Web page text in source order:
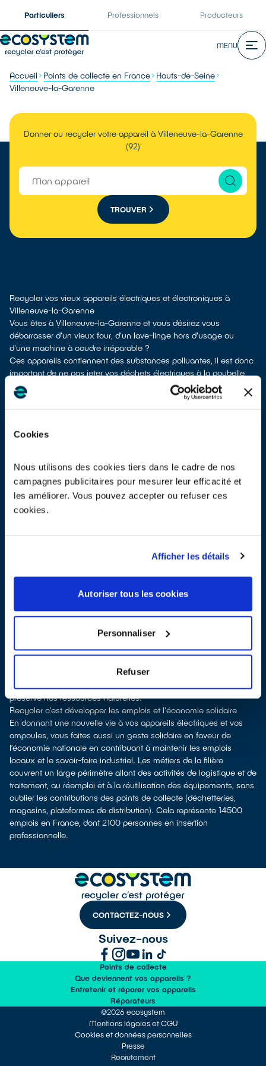
Cookies
Nous utilisons des cookies tiers dans le cadre de nos
campagnes publicitaires pour mesurer leur efficacité et
les améliorer. Vous pouvez accepter ou refuser ces
cookies.
Afficher les détails
Autoriser tous les cookies
Personnaliser
Refuser
Particuliers Professionnels Producteurs
MENU
Accueil Points de collecte en France
Hauts-de-Seine
Villeneuve-la-Garenne
Donner ou recycler votre appareil à Villeneuve-la-Garenne
(92)
TROUVER
Recycler vos vieux appareils électriques et électroniques à
Villeneuve-la-Garenne
Vous êtes à Villeneuve-la-Garenne et vous désirez vous
débarrasser d'un vieux four, d’un lave-linge hors d'usage ou
d'une machine à coudre irréparable ?
Ces appareils contiennent des substances polluantes, il est donc
important de ne pas jeter vos déchets électriques à la poubelle
avec les ordures ménagères Cela rendrait irréalisable leur
dépollution et leur recyclage.
Plusieurs options s'offrent à vous :
apport en déchetterie
reprise à la livraisonsi vous vous faites livrer un appareil
équivalent neuf
reprise en magasin
équipements collectés afin que nous procédions à leur
ressources naturelles
La fabrication d’équipements électriques neufs est émettrice de
le don permet d’éviter la fabrication de nouveaux produits tout en
soutenant l'économie sociale et solidaire
le recyclage permet d'éviter l'extraction de matières premières
brutes, leur transformation et leur transport, en utilisant à la place
des matières recyclées, ce qui génère moins de pollution et
préserve nos ressources naturelles.
Recycler c’est développer les emplois et l'économie solidaire
En donnant une nouvelle vie à vos appareils électriques et vos
ampoules, vous faites aussi un geste solidaire en faveur de
l’économie nationale en contribuant à maintenir les emplois
locaux et le savoir-faire industriel. Les métiers de la filière
couvrent un large périmètre allant des activités de logistique et de
traitement, au réemploi et à la réutilisation des équipements, sans
oublier les contributions des points de collecte (déchetteries,
magasins, plateformes de distribution). Cela représente 14500
emplois en France, dont 2100 personnes en insertion
professionnelle.
CONTACTEZ-NOUS
Suivez-nous
Points de collecte
Que deviennent vos appareils ?
Entretenir et réparer vos appareils
Réparateurs
©2026 ecosystem
Mentions légales et CGU
Cookies et données personnelles
Presse
Recrutement